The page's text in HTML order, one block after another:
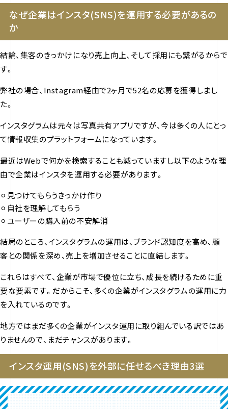
なぜ企業はインスタ(SNS)を運用する必要があるの
か
結論、集客のきっかけになり売上向上、そして採用にも繋がるからで
す。
弊社の場合、Instagram経由で2ヶ月で52名の応募を獲得しまし
た。
インスタグラムは元々は写真共有アプリですが、今は多くの人にとっ
て情報収集のプラットフォームになっています。
最近はWebで何かを検索することも減っていますし以下のような理
由で企業はインスタを運用する必要があります。
⚪︎見つけてもらうきっかけ作り
⚪︎自社を理解してもらう
⚪︎ユーザーの購入前の不安解消
結局のところ、インスタグラムの運用は、ブランド認知度を高め、顧
客との関係を深め、売上を増加させることに直結します。
これらはすべて、企業が市場で優位に立ち、成長を続けるために重
要な要素です。だからこそ、多くの企業がインスタグラムの運用に力
を入れているのです。
地方ではまだ多くの企業がインスタ運用に取り組んでいる訳ではあ
りませんので、まだチャンスがあります。
インスタ運用(SNS)を外部に任せるべき理由3選